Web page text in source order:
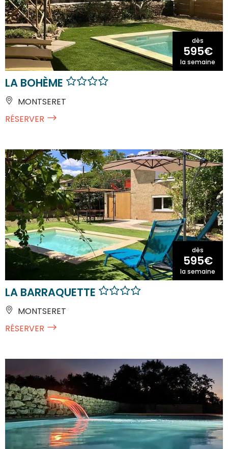
dès
595€
la semaine
LA BOHÈME
MONTSERET
RÉSERVER
dès
595€
la semaine
LA BARRAQUETTE
MONTSERET
RÉSERVER